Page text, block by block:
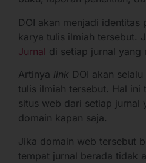
DOI akan menjadi identitas
karya tulis ilmiah tersebut.
Jurnal di setiap jurnal yang
Artinya link DOI akan
tulis ilmiah tersebut. Hal ini
situs web dari setiap jurnal
domain kapan saja.
Jika domain web tersebut
tempat jurnal berada tidak